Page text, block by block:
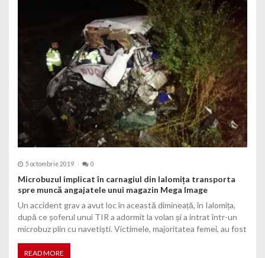
5 octombrie 2019 0
Microbuzul implicat în carnagiul din Ialomița transporta
spre muncă angajatele unui magazin Mega Image
Un accident grav a avut loc în această dimineață, în Ialomița,
după ce șoferul unui TIR a adormit la volan și a intrat într-un
microbuz plin cu navetiști. Victimele, majoritatea femei, au fost
READ MORE